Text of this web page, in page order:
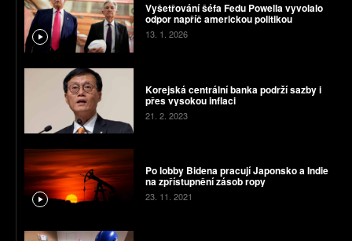
Vyšetřování šéfa Fedu Powella vyvolalo
odpor napříč americkou politikou
13. 1. 2026
Korejská centrální banka podrží sazby i
přes vysokou inflaci
21. 2. 2023
Po lobby Bidena pracují Japonsko a Indie
na zpřístupnění zásob ropy
23. 11. 2021